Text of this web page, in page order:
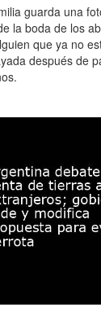
guarda una
la boda de los
que ya no
después de